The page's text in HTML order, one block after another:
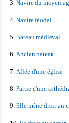
Navire du moyen
Navire féodal
Bateau médiéval
Ancien bateau
Allée d'une église
Partie d'une
Elle mène droit au